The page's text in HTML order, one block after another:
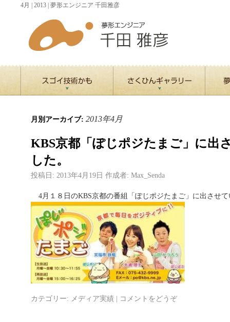
4月 | 2013 | 夢形エンジニア 千田雅彦
月別アーカイブ: 2013年4月
KBS京都「ぽじポジたまご」に出
した。
投稿日: 2013年4月19日 作成者: Max_Senda
4月１８日のKBS京都の番組「ぽじポジたまご」に出させ
カテゴリー: メディア実績 | コメントをどうぞ